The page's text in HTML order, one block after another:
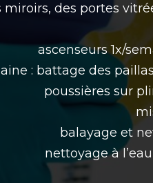
des portes
ascenseurs 1x/
: battage des
poussières sur
balayage et
nettoyage à